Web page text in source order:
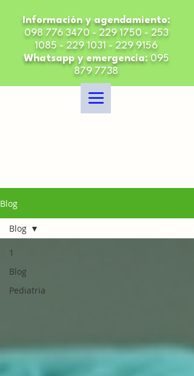
Información y agendamiento:
098 776 3470 - 229 1750 - 253
1085 - 229 1031 - 229 9156
Whatsapp y emergencia: 095
879 7738
Blog
1
Blog
Pediatria
Blog